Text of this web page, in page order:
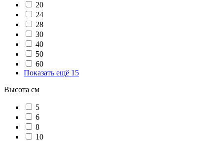
20
24
28
30
40
50
60
Показать ещё 15
Высота см
5
6
8
10